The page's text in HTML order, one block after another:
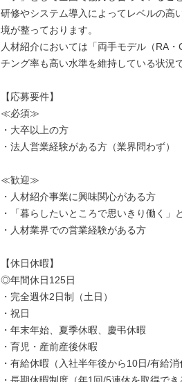
研修やシステム導入によってレベルの高
境が整っております。
人材紹介においては「両手モデル（RA
チング率も高い水準を維持している状況で
【応募要件】
≪必須≫
・大卒以上の方
・法人営業経験がある方（業界問わず）
≪歓迎≫
・人材紹介事業に興味関心がある方
・「暮らしたいところで思いきり働く」
・人材業界での営業経験がある方
【休日休暇】
◎年間休日125日
・完全週休2日制（土日）
・祝日
・年末年始、夏季休暇、慶弔休暇
・育児・産前産後休暇
・有給休暇（入社半年後から10日/有給消